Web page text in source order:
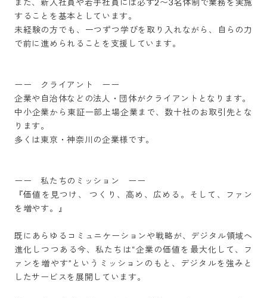
また、新入社員や若手社員には必ず2〜3名体制で業務を実施
することを基本としています。
未経験の方でも、一つずつ学びを取り入れながら、自らの力
で前に進められることを支援しています。
ーー　クライアント　ーー
企業や自治体などの法人・団体がクライアントとなります。
中小企業から東証一部上場企業まで、数十社のお取引先とな
ります。
多くは東京・神奈川の企業様です。
ーー　私たちのミッション　ーー
『価値を見つけ、 つくり、高め、広める。そして、ファン
を増やす。』
既にあらゆるコミュニケーションや戦略が、デジタル領域へ
進化しつつある今、私たちは“企業の価値を最大化して、フ
ァンを増やす”というミッションのもと、デジタルを強みと
したサービスを展開しています。